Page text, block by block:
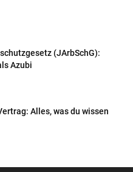
(JArbSchG):
Azubi
Alles, was du wissen